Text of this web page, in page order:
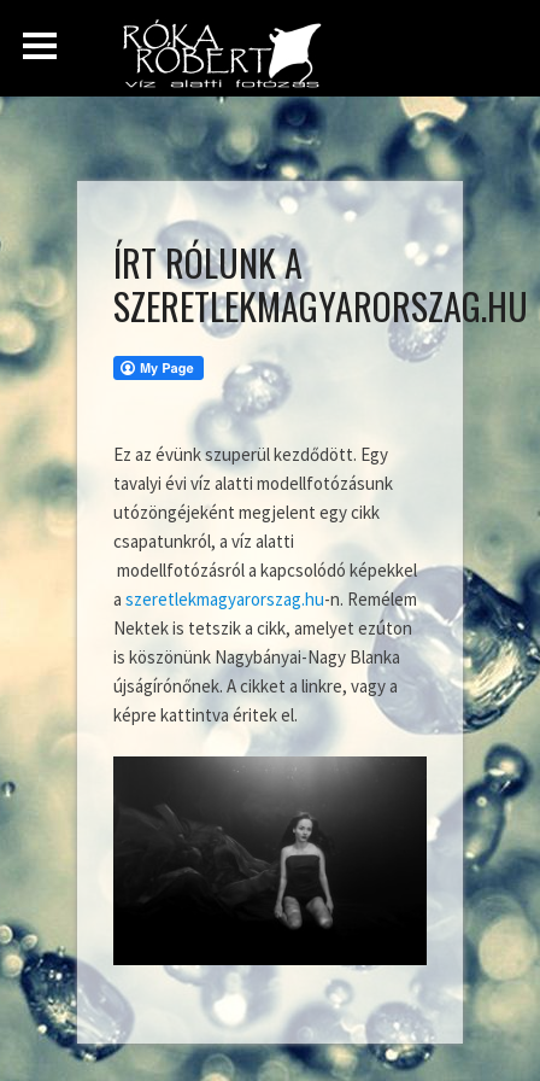
ÍRT RÓLUNK A
SZERETLEKMAGYARORSZAG.HU
Ez az évünk szuperül kezdődött. Egy
tavalyi évi víz alatti modellfotózásunk
utózöngéjeként megjelent egy cikk
csapatunkról, a víz alatti
modellfotózásról a kapcsolódó képekkel
a szeretlekmagyarorszag.hu-n. Remélem
Nektek is tetszik a cikk, amelyet ezúton
is köszönünk Nagybányai-Nagy Blanka
újságírónőnek. A cikket a linkre, vagy a
képre kattintva éritek el.